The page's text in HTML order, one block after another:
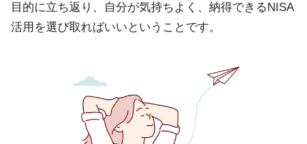
目的に立ち返り、自分が気持ちよく、納得できるNISA
活用を選び取ればいいということです。